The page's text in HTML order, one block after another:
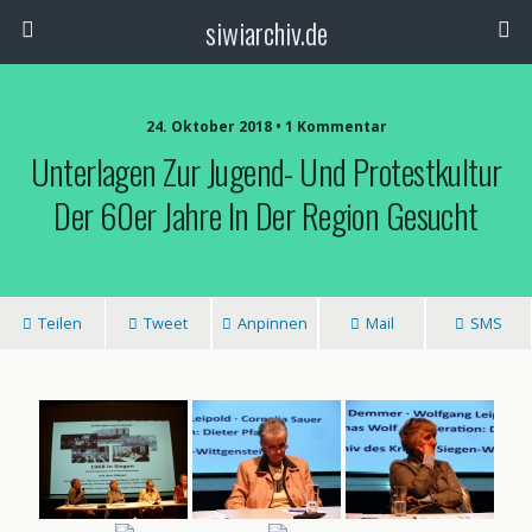
siwiarchiv.de
24. Oktober 2018 • 1 Kommentar
Unterlagen Zur Jugend- Und Protestkultur
Der 60er Jahre In Der Region Gesucht
Teilen Tweet Anpinnen Mail SMS